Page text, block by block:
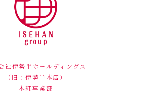
社伊勢半ホールディングス
（旧：伊勢半本店）
本紅事業部